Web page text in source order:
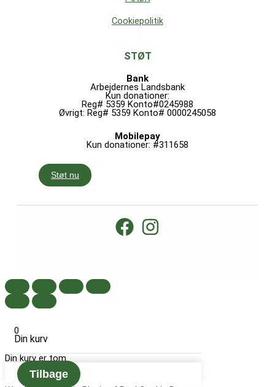
Cookiepolitik
STØT
Bank
Arbejdernes Landsbank
Kun donationer:
Reg# 5359 Konto#0245988
Øvrigt: Reg# 5359 Konto# 0000245058
Mobilepay
Kun donationer: #311658
Støt nu
0
Din kurv
Din kurv er tom
Tilbage